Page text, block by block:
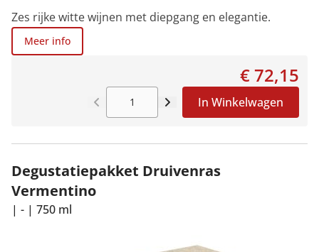
Zes rijke witte wijnen met diepgang en elegantie.
Meer info
€ 72,15
In Winkelwagen
Degustatiepakket Druivenras
Vermentino
| - | 750 ml